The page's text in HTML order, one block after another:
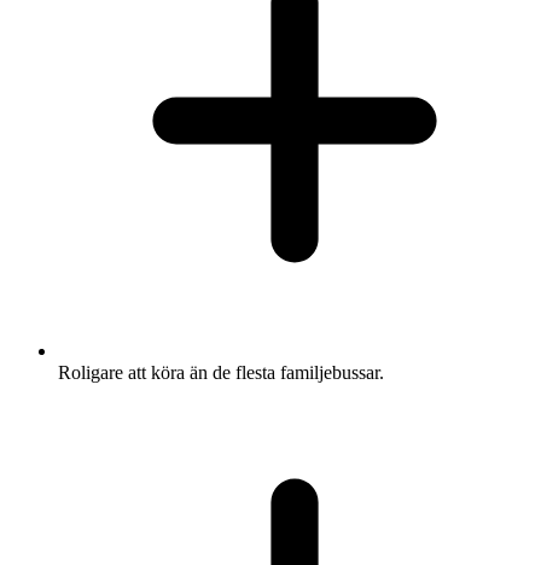
Roligare att köra än de flesta familjebussar.